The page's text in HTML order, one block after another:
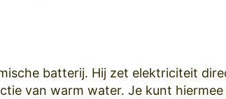
batterij. Hij zet elektriciteit
van warm water. Je kunt